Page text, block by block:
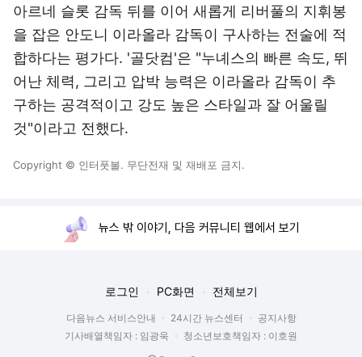
아르네 슬롯 감독 뒤를 이어 새롭게 리버풀의 지휘봉
을 잡은 안도니 이라올라 감독이 구사하는 전술에 적
합하다는 평가다. '골닷컴'은 "누녜스의 빠른 속도, 뛰
어난 체력, 그리고 압박 능력은 이라올라 감독이 추
구하는 공격적이고 강도 높은 스타일과 잘 어울릴
것"이라고 전했다.
Copyright © 인터풋볼. 무단전재 및 재배포 금지.
뉴스 밖 이야기, 다음 커뮤니티 웹에서 보기
로그인 PC화면 전체보기
다음뉴스 서비스안내 24시간 뉴스센터
공지사항
기사배열책임자 : 임광욱
청소년보호책임자 : 이호원